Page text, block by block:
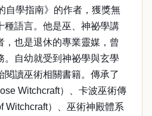
自學指南》的作者，獲獎無
種語言。他是巫、神祕學講
，也是退休的專業靈媒，曾
。自幼就受到神祕學與玄學
閱讀巫術相關書籍。傳承了
Witchcraft）、卡波巫術傳
Witchcraft）、巫術神殿體系